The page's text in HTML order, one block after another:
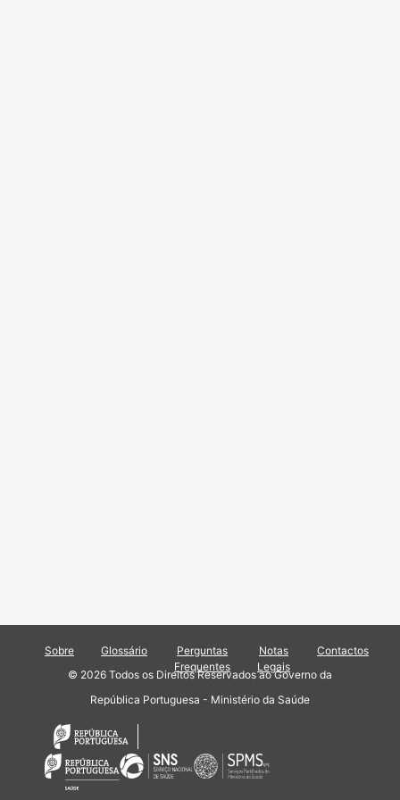
Sobre Glossário
Perguntas
Frequentes
Notas
Legais
Contactos
© 2026 Todos os Direitos Reservados ao Governo da
República Portuguesa - Ministério da Saúde